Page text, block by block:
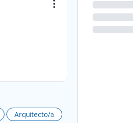
Arquitecto/a